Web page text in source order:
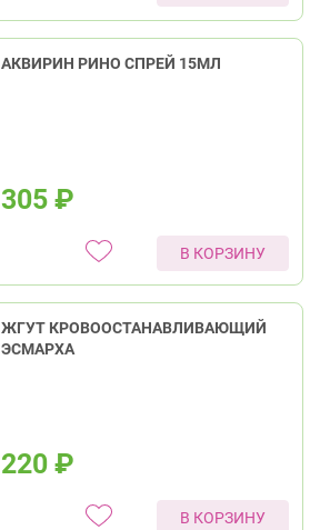
АКВИРИН РИНО СПРЕЙ 15МЛ
305 ₽
В КОРЗИНУ
ЖГУТ КРОВООСТАНАВЛИВАЮЩИЙ
ЭСМАРХА
220 ₽
В КОРЗИНУ